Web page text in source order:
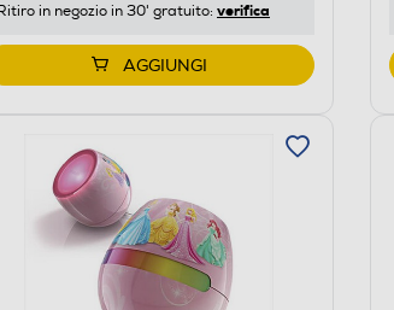
in negozio in 30' gratuito: verifica
AGGIUNGI